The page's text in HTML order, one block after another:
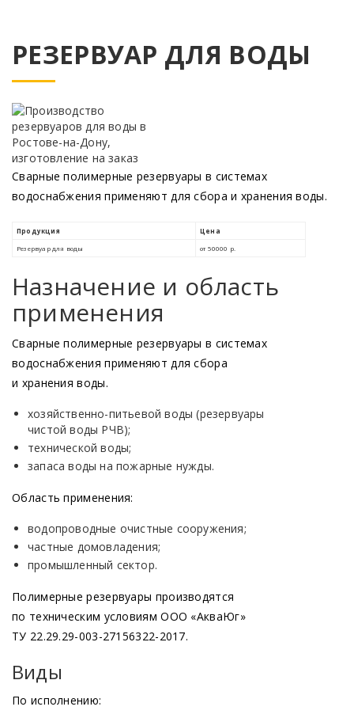
РЕЗЕРВУАР ДЛЯ ВОДЫ
Сварные полимерные резервуары в системах
водоснабжения применяют для сбора и хранения воды.
Назначение и область
применения
Сварные полимерные резервуары в системах
водоснабжения применяют для сбора
и хранения воды.
хозяйственно-питьевой воды (резервуары
чистой воды РЧВ);
технической воды;
запаса воды на пожарные нужды.
Область применения:
водопроводные очистные сооружения;
частные домовладения;
промышленный сектор.
Полимерные резервуары производятся
по техническим условиям ООО «АкваЮг»
ТУ 22.29.29-003-27156322-2017.
Виды
По исполнению: